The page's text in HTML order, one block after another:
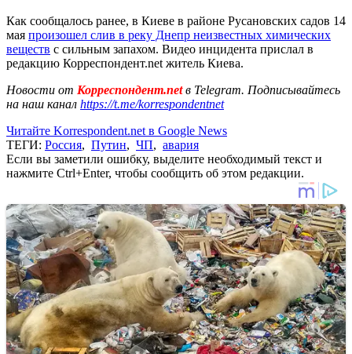
Как сообщалось ранее, в Киеве в районе Русановских садов 14
мая произошел слив в реку Днепр неизвестных химических
веществ с сильным запахом. Видео инцидента прислал в
редакцию Корреспондент.net житель Киева.
Новости от Корреспондент.netв Telegram. Подписывайтесь
на наш канал https://t.me/korrespondentnet
Читайте Korrespondent.net в Google News
ТЕГИ: Россия, Путин, ЧП, авария
Если вы заметили ошибку, выделите необходимый текст и
нажмите Ctrl+Enter, чтобы сообщить об этом редакции.